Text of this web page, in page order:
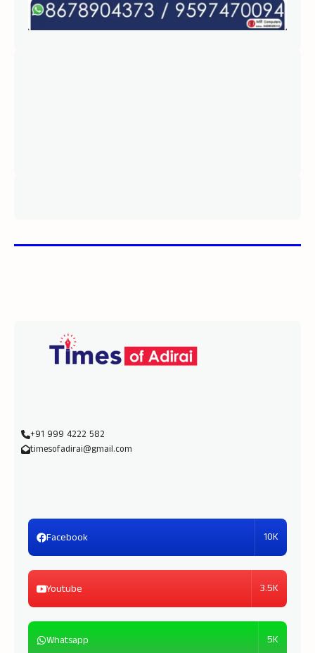
+91 999 4222 582
timesofadirai@gmail.com
Facebook 10K
Youtube 3.5K
Whatsapp 5K